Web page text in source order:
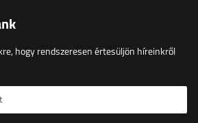
hogy rendszeresen értesüljön híreinkről